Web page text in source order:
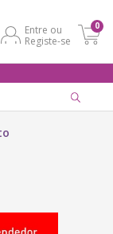
Entre ou
Registe-se
0